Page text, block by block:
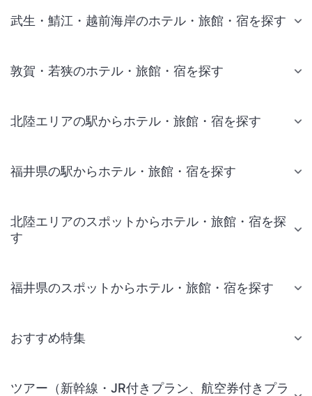
武生・鯖江・越前海岸のホテル・旅館・宿を探す
敦賀・若狭のホテル・旅館・宿を探す
北陸エリアの駅からホテル・旅館・宿を探す
福井県の駅からホテル・旅館・宿を探す
北陸エリアのスポットからホテル・旅館・宿を探
す
福井県のスポットからホテル・旅館・宿を探す
おすすめ特集
ツアー（新幹線・JR付きプラン、航空券付きプラ